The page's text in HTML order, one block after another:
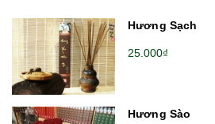
Hương Sạch
25.000₫
Hương Sào